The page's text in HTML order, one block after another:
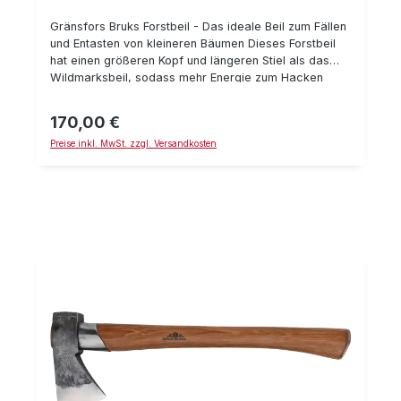
Gränsfors Bruks Forstbeil - Das ideale Beil zum Fällen
und Entasten von kleineren Bäumen Dieses Forstbeil
hat einen größeren Kopf und längeren Stiel als das
Wildmarksbeil, sodass mehr Energie zum Hacken
passt. Technische Daten: Länge mit Stiel: 50 cm
Gewicht: 1,0 kg Schneidenschutz aus
Regulärer Preis:
170,00 €
Preise inkl. MwSt. zzgl. Versandkosten